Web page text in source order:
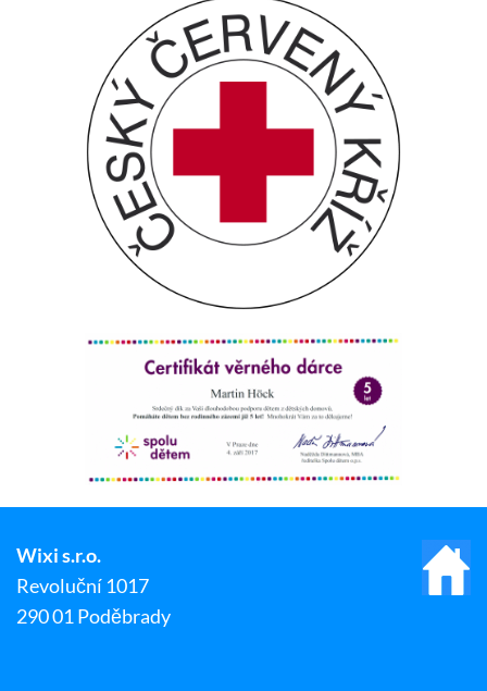
Wixi s.r.o.
Revoluční 1017
290 01 Poděbrady